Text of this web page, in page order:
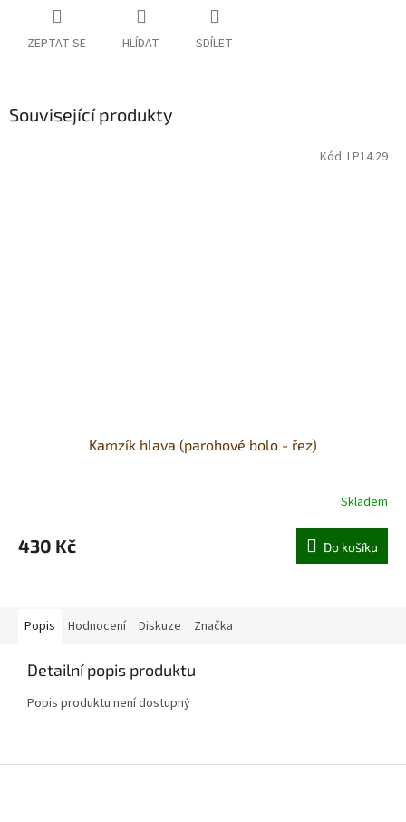
ZEPTAT SE HLÍDAT SDÍLET
Související produkty
Kamzík hlava (parohové bolo - řez)
Skladem
430 Kč Do košíku
Kód: LP14.29
Popis Hodnocení Diskuze Značka
Detailní popis produktu
Popis produktu není dostupný